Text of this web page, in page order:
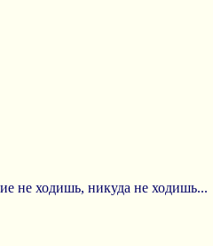
не ходишь, никуда не ходишь...